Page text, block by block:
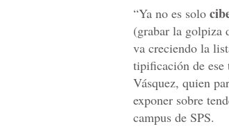
“Ya no es solo
(grabar la golpiza
va creciendo la
tipificación de
Vásquez, quien
exponer sobre
campus de SPS.